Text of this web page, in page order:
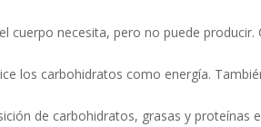
cuerpo necesita, pero no puede
los carbohidratos como energía.
de carbohidratos, grasas y proteínas